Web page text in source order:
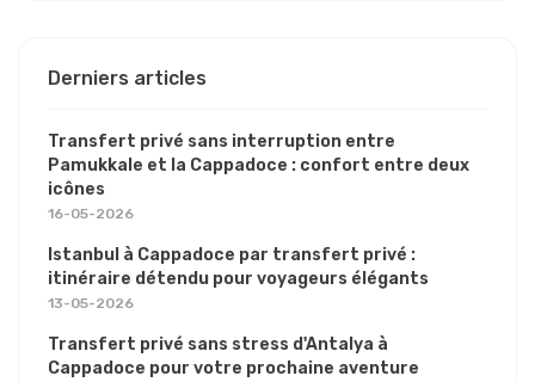
Derniers articles
Transfert privé sans interruption entre
Pamukkale et la Cappadoce : confort entre deux
icônes
16-05-2026
Istanbul à Cappadoce par transfert privé :
itinéraire détendu pour voyageurs élégants
13-05-2026
Transfert privé sans stress d'Antalya à
Cappadoce pour votre prochaine aventure